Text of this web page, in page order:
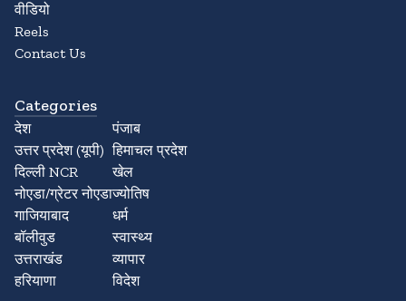
वीडियो
Reels
Contact Us
Categories
देश
उत्तर प्रदेश (यूपी)
दिल्ली NCR
नोएडा/ग्रेटर नोएडा
गाजियाबाद
बॉलीवुड
उत्तराखंड
हरियाणा
पंजाब
हिमाचल प्रदेश
खेल
ज्योतिष
धर्म
स्वास्थ्य
व्यापार
विदेश